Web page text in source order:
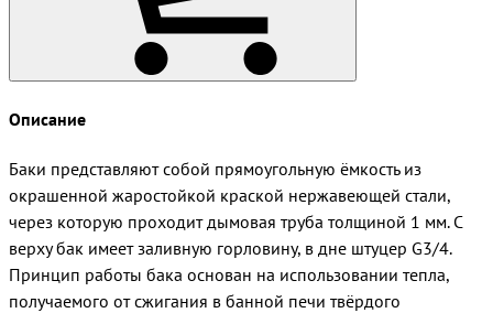
Описание
Баки представляют собой прямоугольную ёмкость из
окрашенной жаростойкой краской нержавеющей стали,
через которую проходит дымовая труба толщиной 1 мм. С
верху бак имеет заливную горловину, в дне штуцер G3/4.
Принцип работы бака основан на использовании тепла,
получаемого от сжигания в банной печи твёрдого